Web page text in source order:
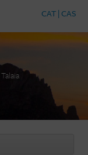
CAT| CAS